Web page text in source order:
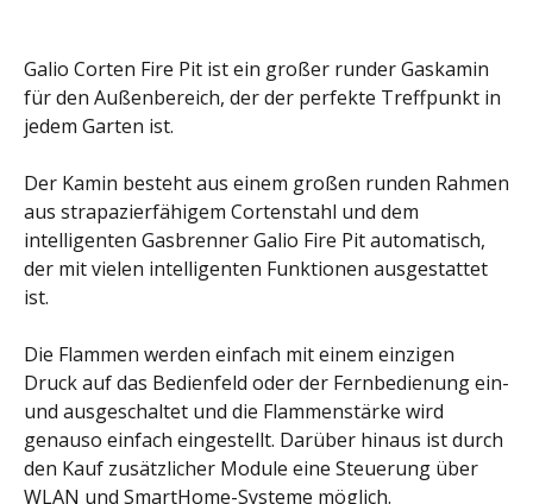
Galio Corten Fire Pit ist ein großer runder Gaskamin
für den Außenbereich, der der perfekte Treffpunkt in
jedem Garten ist.
Der Kamin besteht aus einem großen runden Rahmen
aus strapazierfähigem Cortenstahl und dem
intelligenten Gasbrenner Galio Fire Pit automatisch,
der mit vielen intelligenten Funktionen ausgestattet
ist.
Die Flammen werden einfach mit einem einzigen
Druck auf das Bedienfeld oder der Fernbedienung ein-
und ausgeschaltet und die Flammenstärke wird
genauso einfach eingestellt. Darüber hinaus ist durch
den Kauf zusätzlicher Module eine Steuerung über
WLAN und SmartHome-Systeme möglich.